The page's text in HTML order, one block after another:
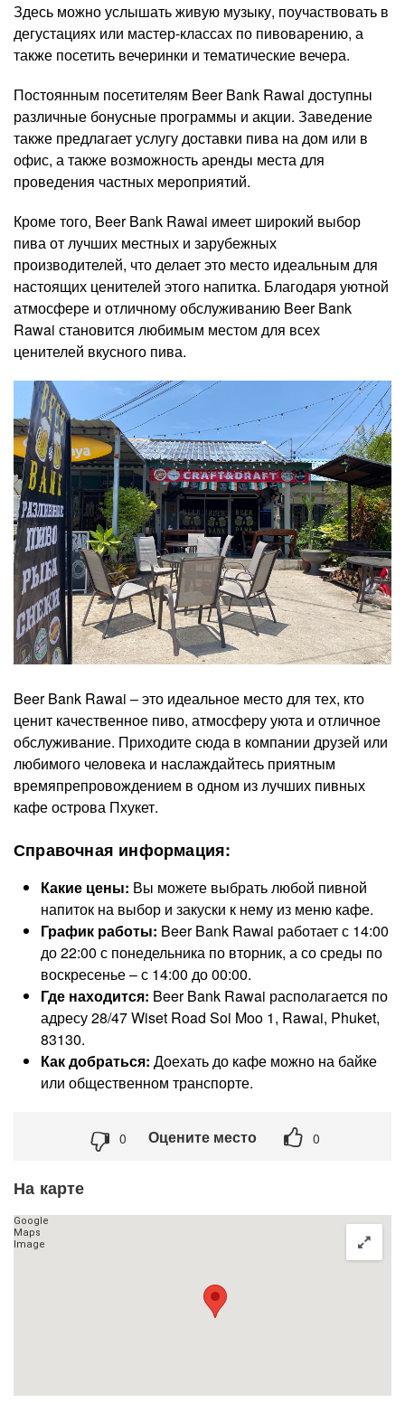
Здесь можно услышать живую музыку, поучаствовать в
дегустациях или мастер-классах по пивоварению, а
также посетить вечеринки и тематические вечера.
Постоянным посетителям Beer Bank Rawai доступны
различные бонусные программы и акции. Заведение
также предлагает услугу доставки пива на дом или в
офис, а также возможность аренды места для
проведения частных мероприятий.
Кроме того, Beer Bank Rawai имеет широкий выбор
пива от лучших местных и зарубежных
производителей, что делает это место идеальным для
настоящих ценителей этого напитка. Благодаря уютной
атмосфере и отличному обслуживанию Beer Bank
Rawai становится любимым местом для всех
ценителей вкусного пива.
Beer Bank Rawai – это идеальное место для тех, кто
ценит качественное пиво, атмосферу уюта и отличное
обслуживание. Приходите сюда в компании друзей или
любимого человека и наслаждайтесь приятным
времяпрепровождением в одном из лучших пивных
кафе острова Пхукет.
Справочная информация:
Какие цены: Вы можете выбрать любой пивной
напиток на выбор и закуски к нему из меню кафе.
График работы: Beer Bank Rawai работает с 14:00
до 22:00 с понедельника по вторник, а со среды по
воскресенье – с 14:00 до 00:00.
Где находится: Beer Bank Rawai располагается по
адресу 28/47 Wiset Road Soi Moo 1, Rawai, Phuket,
83130.
Как добраться: Доехать до кафе можно на байке
или общественном транспорте.
0 Оцените место 0
На карте